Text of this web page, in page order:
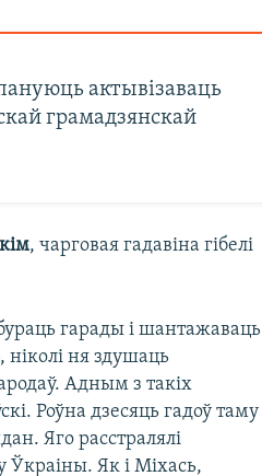
актывізаваць
грамадзянскай
, чарговая гадавіна гібелі
гарады і шантажаваць
ня здушаць
Адным з такіх
Роўна дзесяць гадоў таму
Яго расстралялі
Ўкраіны. Як і Міхась,